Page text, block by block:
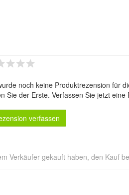
noch keine Produktrezension für
Sie der Erste. Verfassen Sie jetzt eine
verfassen
Verkäufer gekauft haben, den Kauf